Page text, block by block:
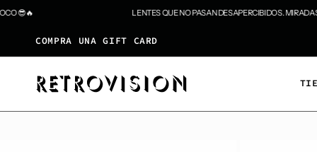
Ir
al
😎🔥 LENTES QUE NO PASAN DESAPERCIBIDOS. MIRADAS
COMPRA UNA GIFT CARD